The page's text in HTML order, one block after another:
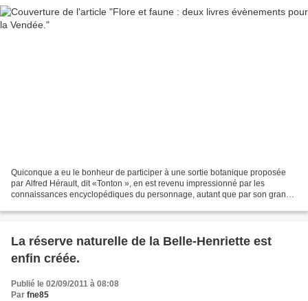
Quiconque a eu le bonheur de participer à une sortie botanique proposée
par Alfred Hérault, dit «Tonton », en est revenu impressionné par les
connaissances encyclopédiques du personnage, autant que par son grand
La réserve naturelle de la Belle-Henriette est
enfin créée.
Publié le 02/09/2011 à 08:08
Par fne85